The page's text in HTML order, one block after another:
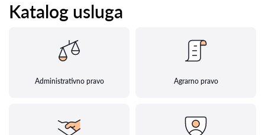
Katalog usluga
Administrativno pravo Agrarno pravo